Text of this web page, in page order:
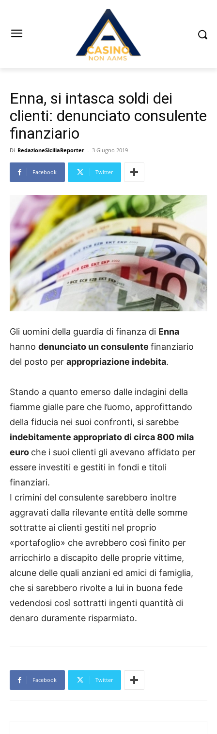
Enna, si intasca soldi dei
clienti: denunciato consulente
finanziario
Di RedazioneSiciliaReporter - 3 Giugno 2019
Facebook Twitter
Gli uomini della guardia di finanza di Enna
hanno denunciato un consulente finanziario
del posto per appropriazione indebita.
Stando a quanto emerso dalle indagini della
fiamme gialle pare che l’uomo, approfittando
della fiducia nei suoi confronti, si sarebbe
indebitamente appropriato di circa 800 mila
euro che i suoi clienti gli avevano affidato per
essere investiti e gestiti in fondi e titoli
finanziari.
I crimini del consulente sarebbero inoltre
aggravati dalla rilevante entità delle somme
sottratte ai clienti gestiti nel proprio
«portafoglio» che avrebbero così finito per
arricchirlo a discapito delle proprie vittime,
alcune delle quali anziani ed amici di famiglia,
che si sarebbero rivolte a lui in buona fede
vedendosi così sottratti ingenti quantità di
denaro duramente risparmiato.
Facebook Twitter